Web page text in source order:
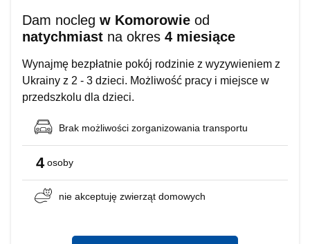
Dam nocleg w Komorowie od
natychmiast na okres 4 miesiące
Wynajmę bezpłatnie pokój rodzinie z wyzywieniem z
Ukrainy z 2 - 3 dzieci. Możliwość pracy i miejsce w
przedszkolu dla dzieci.
Brak możliwości zorganizowania transportu
4 osoby
nie akceptuję zwierząt domowych